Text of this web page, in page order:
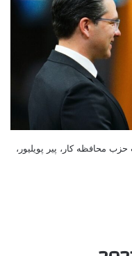
محافظه کار، پیر پویلیور،